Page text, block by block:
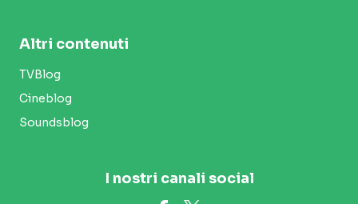
Altri contenuti
TVBlog
Cineblog
Soundsblog
I nostri canali social